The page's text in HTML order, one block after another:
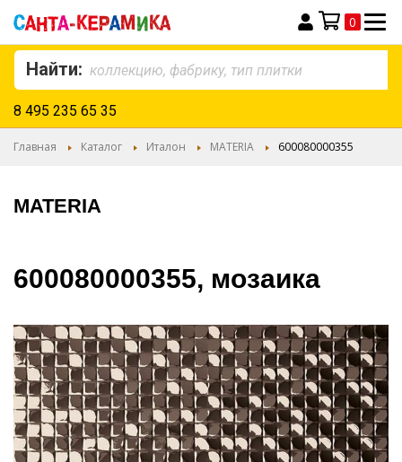
Моя корзина
0
Найти:
8 495 235 65 35
Главная Каталог Италон MATERIA 600080000355
MATERIA
600080000355, мозаика